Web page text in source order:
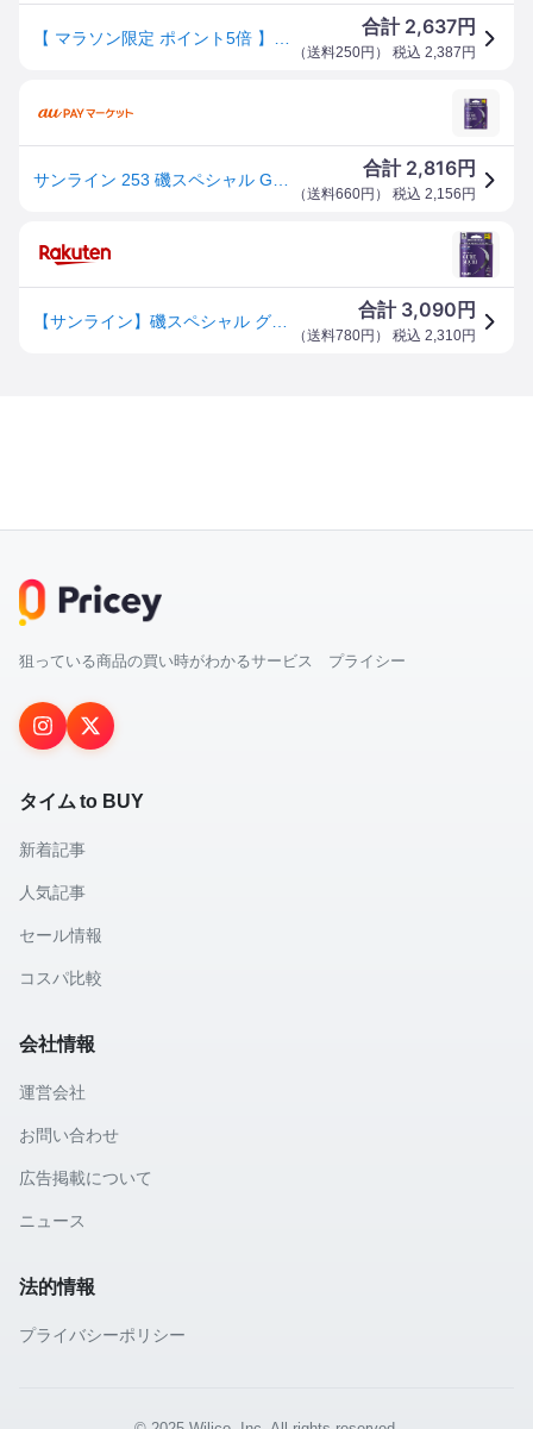
合計 2,637円
（送料250円 ） 税込 2,387 円
合計 2,816円
（送料660円 ） 税込 2,156 円
合計 3,090 円
（送料780円 ） 税込 2,310円
狙っている商品の買い時がわかるサービス プライシー
タイム to BUY
新着記事
人気記事
セール情報
コスパ比較
会社情報
運営会社
お問い合わせ
広告掲載について
ニュース
法的情報
プライバシーポリシー